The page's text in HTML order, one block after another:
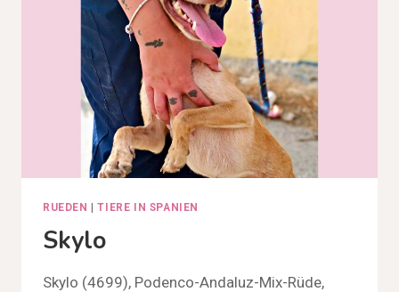
RUEDEN |TIERE IN SPANIEN
Skylo
Skylo (4699), Podenco-Andaluz-Mix-Rüde,